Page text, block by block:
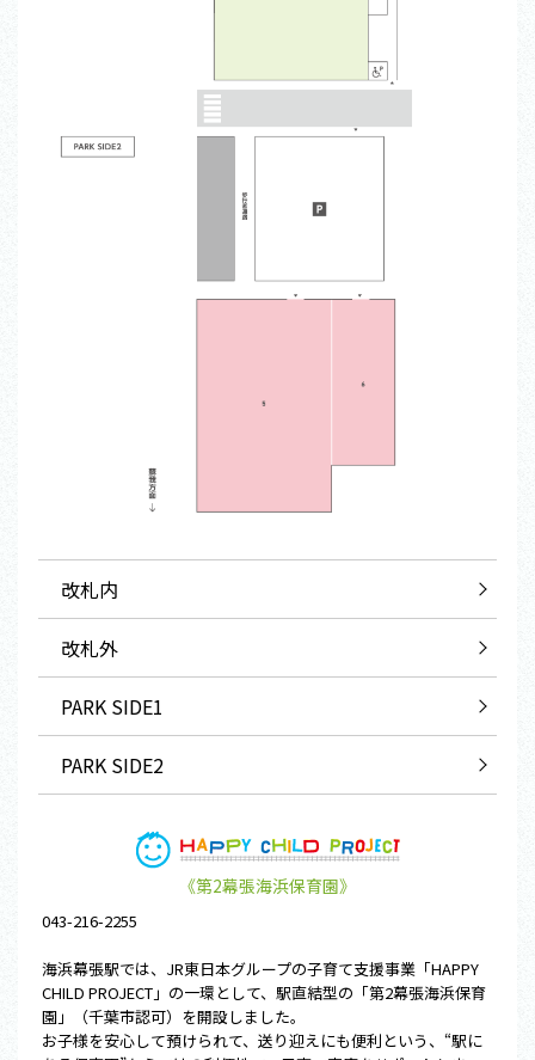
改札内
改札外
PARK SIDE1
PARK SIDE2
《第2幕張海浜保育園》
043-216-2255
海浜幕張駅では、JR東日本グループの子育て支援事業「HAPPY
CHILD PROJECT」の一環として、駅直結型の「第2幕張海浜保育
園」（千葉市認可）を開設しました。
お子様を安心して預けられて、送り迎えにも便利という、“駅に